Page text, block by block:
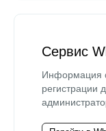
Сервис
Информация
регистрации